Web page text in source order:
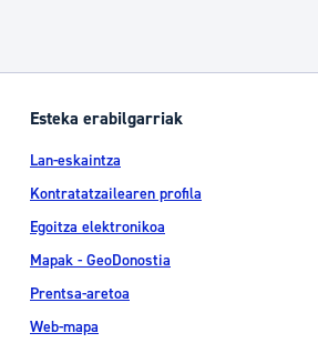
Esteka erabilgarriak
Lan-eskaintza
Kontratatzailearen profila
Egoitza elektronikoa
Mapak - GeoDonostia
Prentsa-aretoa
Web-mapa